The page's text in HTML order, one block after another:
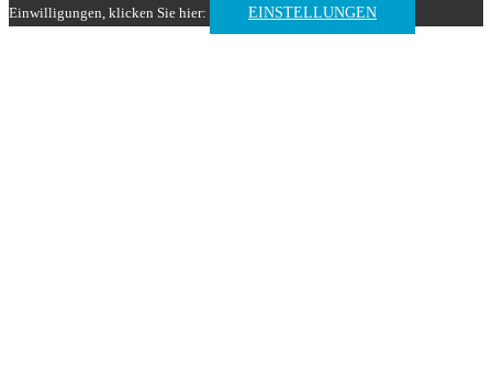
Einwilligungen, klicken Sie hier:
EINSTELLUNGEN